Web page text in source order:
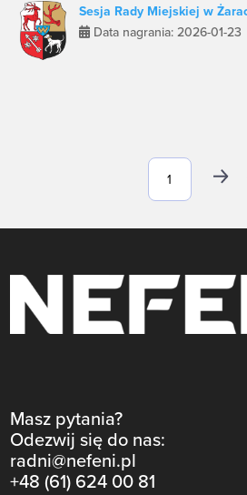
Sesja Rady Miejskiej w
Data nagrania: 2026-01-
Masz pytania?
Odezwij się do nas:
radni@nefeni.pl
+48 (61) 624 00 81